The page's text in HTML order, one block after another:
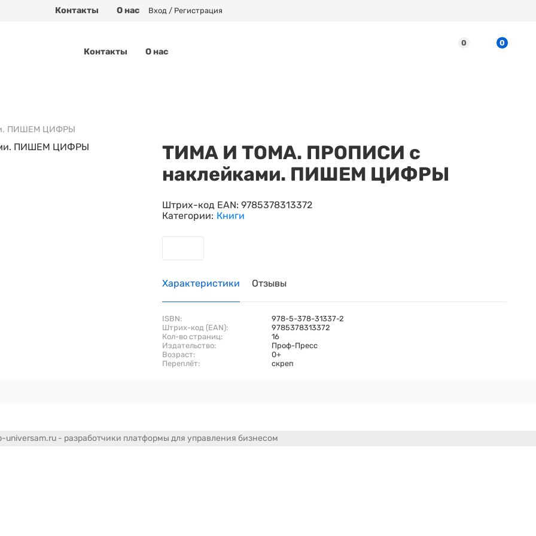
Контакты О нас Вход / Регистрация
Контакты О нас
0 0
ПИШЕМ ЦИФРЫ
ТИМА И ТОМА. ПРОПИСИ с
наклейками. ПИШЕМ ЦИФРЫ
Штрих-код EAN: 9785378313372
Категории: Книги
Характеристики Отзывы
ISBN:
978-5-378-31337-2
Штрих-код (EAN):
9785378313372
Кол-во страниц:
16
Издательство:
Проф-Пресс
Возраст:
0+
Переплёт:
скреп
universam.ru - разработчики платформы для управления бизнесом